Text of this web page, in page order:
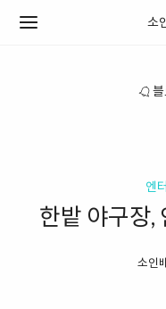
소
엔
한밭 야구장,
소인